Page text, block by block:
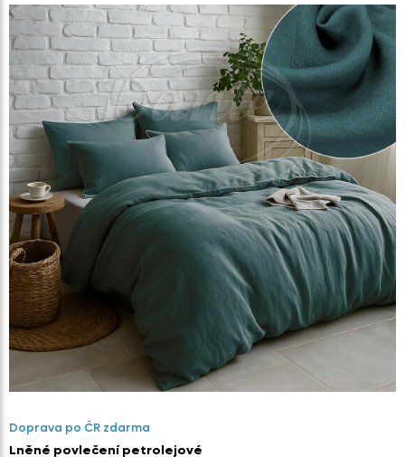
Doprava po ČR zdarma
Lněné povlečení petrolejové